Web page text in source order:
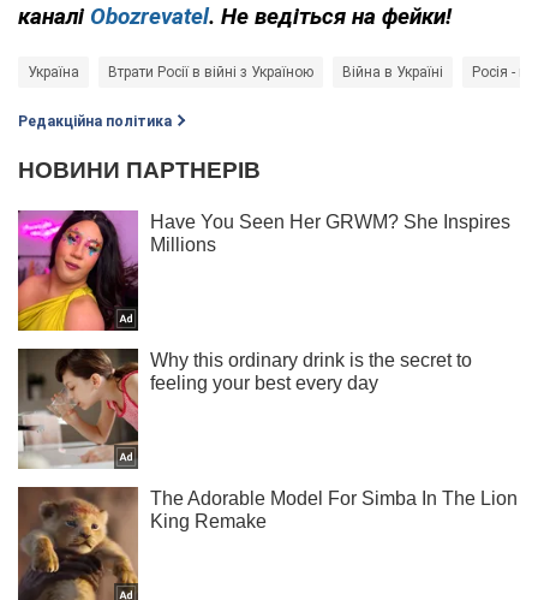
каналі Obozrevatel. Не ведіться на фейки!
Україна Втрати Росії в війні з Україною Війна в Україні Росія -
Редакційна політика